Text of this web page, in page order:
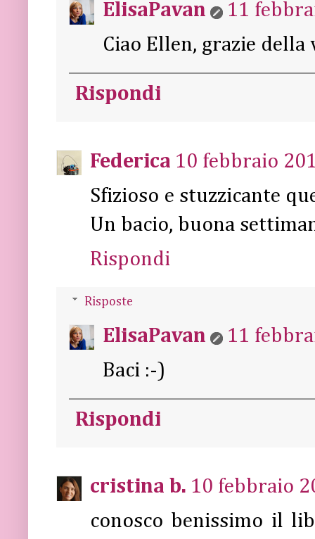
ElisaPavan
11
Ciao Ellen, grazie della
Rispondi
Federica 10 febbraio
Sfizioso e stuzzicante
Un bacio, buona
Rispondi
Risposte
ElisaPavan
11
Baci :-)
Rispondi
cristina b. 10 febbraio
conosco benissimo il